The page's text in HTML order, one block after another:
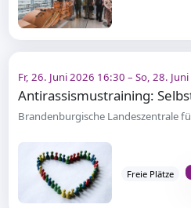
Fr, 26. Juni 2026 16:30 – So, 28.
Brandenburgische Landeszentrale
Freie Plätze